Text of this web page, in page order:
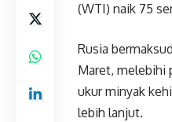
(WTI) naik 75
Rusia
Maret, melebihi
ukur minyak
lebih lanjut.